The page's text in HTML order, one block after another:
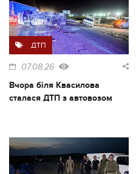
ДТП
07.08.26
Вчора біля Квасилова
сталася ДТП з автовозом